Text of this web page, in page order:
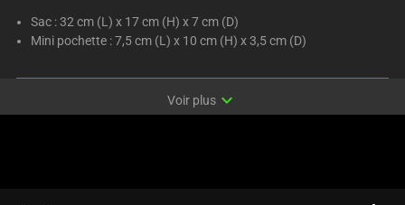
Sac : 32 cm (L) x 17 cm (H) x 7 cm (D)
Mini pochette : 7,5 cm (L) x 10 cm (H) x 3,5 cm (D)
Voir plus expand_more